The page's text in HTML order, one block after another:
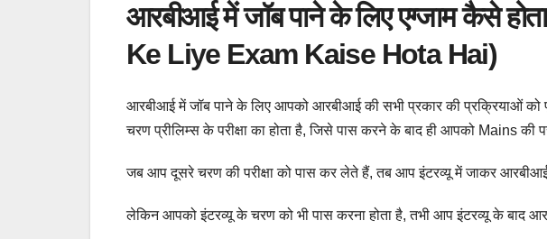
आरबीआई में जॉब पाने के लिए एग्जाम कैसे
Ke Liye Exam Kaise Hota Hai)
आरबीआई में जॉब पाने के लिए आपको आरबीआई की सभी प्रकार की प्रक्रियाओं को
चरण प्रीलिम्स के परीक्षा का होता है, जिसे पास करने के बाद ही आपको Mains की
जब आप दूसरे चरण की परीक्षा को पास कर लेते हैं, तब आप इंटरव्यू में जाकर
लेकिन आपको इंटरव्यू के चरण को भी पास करना होता है, तभी आप इंटरव्यू के बाद